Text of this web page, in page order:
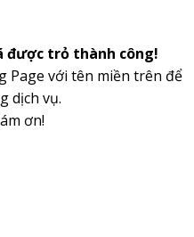
được trỏ thành công!
Page với tên miền trên để
dịch vụ.
ơn!